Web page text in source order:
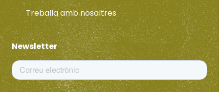
Treballa amb nosaltres
Newsletter